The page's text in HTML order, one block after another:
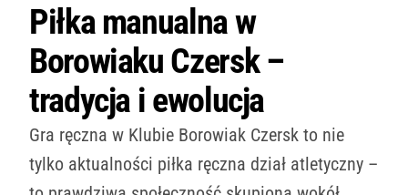
Piłka manualna w
Borowiaku Czersk –
tradycja i ewolucja
Gra ręczna w Klubie Borowiak Czersk to nie
tylko aktualności piłka ręczna dział atletyczny –